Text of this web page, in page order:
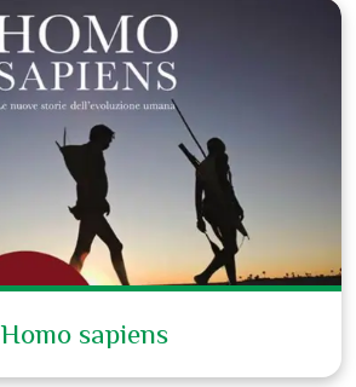
Homo sapiens